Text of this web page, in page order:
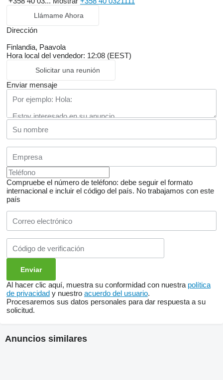
Llámame Ahora
Dirección
Finlandia, Paavola
Hora local del vendedor: 12:08 (EEST)
Solicitar una reunión
Enviar mensaje
Compruebe el número de teléfono: debe seguir el formato
internacional e incluir el código del país. No trabajamos con este
país
Al hacer clic aquí, muestra su conformidad con nuestra política
de privacidad y nuestro acuerdo del usuario.
Procesaremos sus datos personales para dar respuesta a su
solicitud.
Anuncios similares